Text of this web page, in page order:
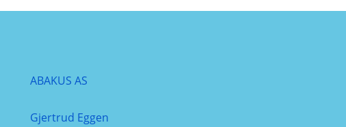
ABAKUS AS
Gjertrud Eggen